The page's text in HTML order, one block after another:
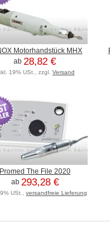
Motorhandstück MHX
ab 28,82 €
19% USt., zzgl. Versand
Promed The File 2020
ab 293,28 €
USt., versandfreie Lieferung